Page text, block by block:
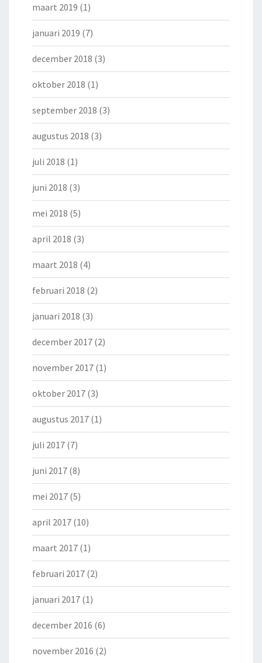
maart 2019 (1)
januari 2019 (7)
december 2018 (3)
oktober 2018 (1)
september 2018 (3)
augustus 2018 (3)
juli 2018 (1)
juni 2018 (3)
mei 2018 (5)
april 2018 (3)
maart 2018 (4)
februari 2018 (2)
januari 2018 (3)
december 2017 (2)
november 2017 (1)
oktober 2017 (3)
augustus 2017 (1)
juli 2017 (7)
juni 2017 (8)
mei 2017 (5)
april 2017 (10)
maart 2017 (1)
februari 2017 (2)
januari 2017 (1)
december 2016 (6)
november 2016 (2)